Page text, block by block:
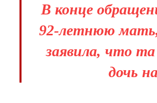
В конце
92-летнюю мать,
заявила, что
дочь